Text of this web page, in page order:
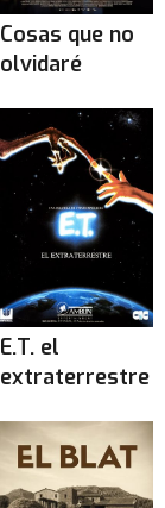
Cosas que no
olvidaré
E.T. el
extraterrestre